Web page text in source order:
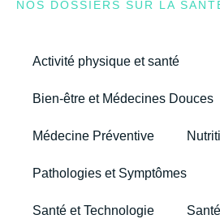
NOS DOSSIERS SUR LA
Activité physique et santé
Bien-être et Médecines Douces
Médecine Préventive
Pathologies et Symptômes
Santé et Technologie